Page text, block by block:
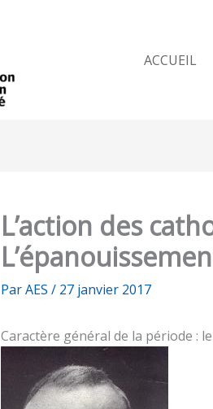
ACCUEIL
L’action des
ParAES / 27 janvier 2017
Caractère général de la période :